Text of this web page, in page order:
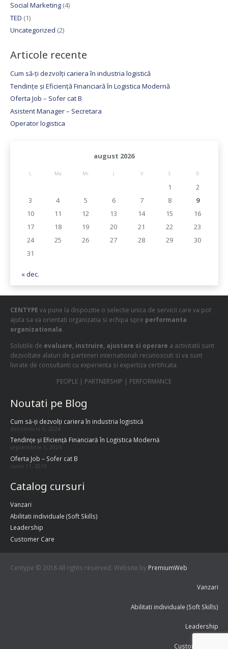
Social Marketing(4)
TED (1)
Uncategorized (2)
Articole recente
Cum să-ți dezvolți cariera în industria logistică
Tendințe și Eficiență Financiară în Logistica Modernă
Oferta Job – Sofer cat B
Asistent Manager – Secretara
Operator logistica
august 2026
L Ma Mi J V S D
1
2
3
4 5 6 7 8
9
10
11 12 13 14 15
16
17
18 19 20 21 22
23
24
25 26 27 28 29
30
31
« dec.
CENTYPE va pune la dispozitie o selectie unica de servicii care va pot
ajuta sa va orientati organizatia si echipa spre performanta
organizationala.
Solutiile de evaluare, instruire, ajustare si operare a activitatii sunt
dezvoltate alaturi de parteneri internationali recunoscuti si va sunt
livrate de consultanti cu experienta si expertiza certificata.
PEOPLE | PARTNERSHIP | PERFORMANCE
Noutati pe Blog
Cum să-ți dezvolți cariera în industria logistică
decembrie 9, 2024
Tendințe și Eficiență Financiară în Logistica Modernă
septembrie 1, 2024
Oferta Job – Sofer cat B
iunie 11, 2019
Catalog cursuri
Vanzari
Abilitati individuale (Soft Skills)
Leadership
Customer Care
Centype © 2018 All rights reserved. Website by PremiumWeb
Vanzari
Abilitati individuale (Soft Skills)
Leadership
Customer Care